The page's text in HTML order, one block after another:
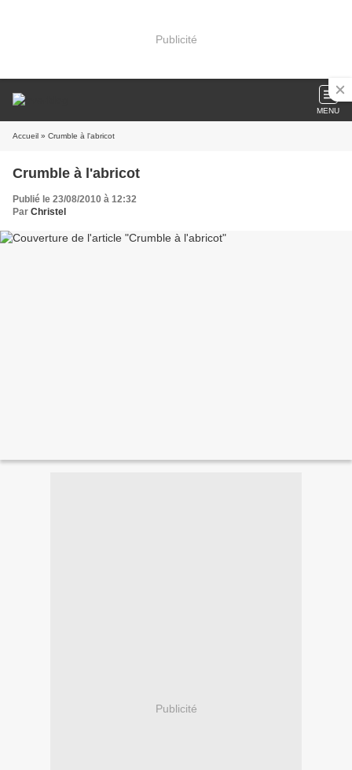
Publicité
MENU
Accueil » Crumble à l'abricot
Crumble à l'abricot
Publié le 23/08/2010 à 12:32
Par Christel
Publicité